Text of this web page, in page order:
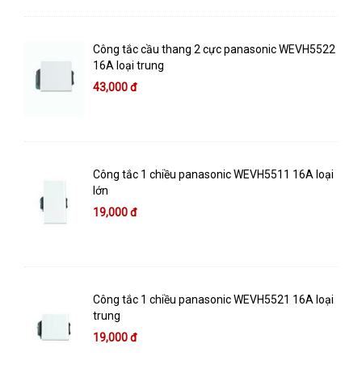
Công tắc cầu thang 2 cực panasonic WEVH5522
16A loại trung
43,000 đ
Công tắc 1 chiều panasonic WEVH5511 16A loại
lớn
19,000 đ
Công tắc 1 chiều panasonic WEVH5521 16A loại
trung
19,000 đ